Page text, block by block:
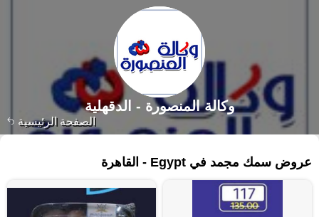
الصفحة الرئيسية
وكالة المنصورة - الدقهلية‎
عروض سمك مجمد في Egypt - القاهرة